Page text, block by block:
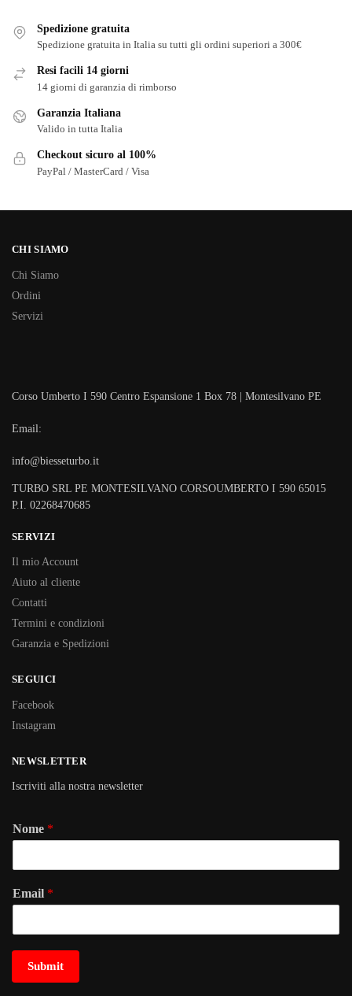
Spedizione gratuita
Spedizione gratuita in Italia su tutti gli ordini superiori a 300€
Resi facili 14 giorni
14 giorni di garanzia di rimborso
Garanzia Italiana
Valido in tutta Italia
Checkout sicuro al 100%
PayPal / MasterCard / Visa
CHI SIAMO
Chi Siamo
Ordini
Servizi
Corso Umberto I 590 Centro Espansione 1 Box 78 | Montesilvano PE
Email:
info@biesseturbo.it
TURBO SRL PE MONTESILVANO CORSOUMBERTO I 590 65015
P.I. 02268470685
SERVIZI
Il mio Account
Aiuto al cliente
Contatti
Termini e condizioni
Garanzia e Spedizioni
SEGUICI
Facebook
Instagram
NEWSLETTER
Iscriviti alla nostra newsletter
Nome *
Email *
Submit